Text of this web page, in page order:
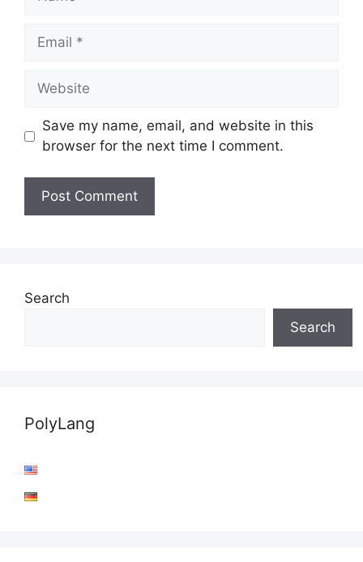
Email
Website
Save my name, email, and website in this
browser for the next time I comment.
Search
Search
PolyLang